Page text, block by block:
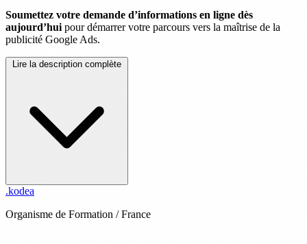
Soumettez votre demande d’informations en ligne dès
aujourd’hui pour démarrer votre parcours vers la maîtrise de la
publicité Google Ads.
Lire la description complète
.kodea
Organisme de Formation / France